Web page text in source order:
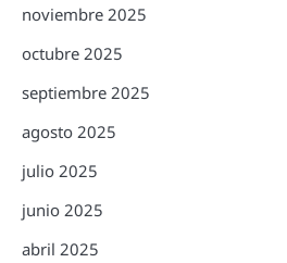
noviembre 2025
octubre 2025
septiembre 2025
agosto 2025
julio 2025
junio 2025
abril 2025